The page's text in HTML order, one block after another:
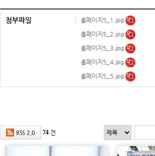
첨부파일
홈페이지5_1.jpg
홈페이지5_2.jpg
홈페이지5_3.jpg
홈페이지5_4.jpg
홈페이지5_5.jpg
RSS 2.0 74건